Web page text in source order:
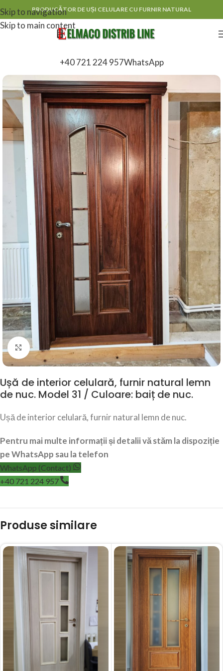
Skip to navigation
Skip to main content
PRODUCĂTOR DE UȘI CELULARE CU FURNIR NATURAL
+40 721 224 957WhatsApp
Click to enlarge
Ușă de interior celulară, furnir natural lemn
de nuc. Model 31 / Culoare: baiț de nuc.
Ușă de interior celulară, furnir natural lemn de nuc.
Pentru mai multe informații și detalii vă stăm la dispoziție
pe WhatsApp sau la telefon
WhatsApp (Contact)
+40 721 224 957
Produse similare